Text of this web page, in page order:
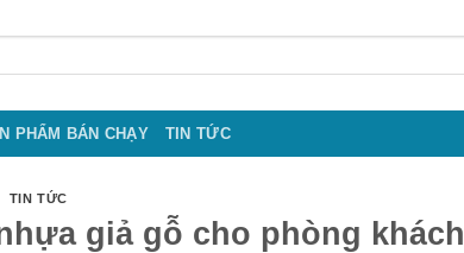
PHẨM BÁN CHẠY TIN TỨC
TIN TỨC
giả gỗ cho phòng khách